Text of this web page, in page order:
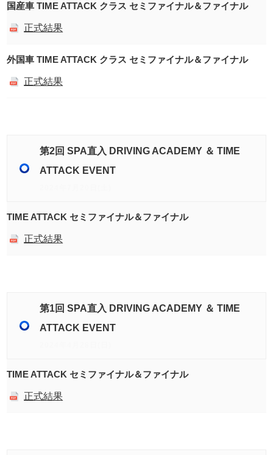
国産車 TIME ATTACK クラス セミファイナル＆ファイナル
正式結果
外国車 TIME ATTACK クラス セミファイナル＆ファイナル
正式結果
第2回 SPA直入 DRIVING ACADEMY ＆ TIME
ATTACK EVENT
TIME ATTACK セミファイナル＆ファイナル
正式結果
第1回 SPA直入 DRIVING ACADEMY ＆ TIME
ATTACK EVENT
TIME ATTACK セミファイナル＆ファイナル
正式結果